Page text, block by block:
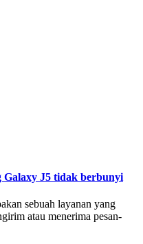
Galaxy J5 tidak berbunyi
sebuah layanan yang
atau menerima pesan-